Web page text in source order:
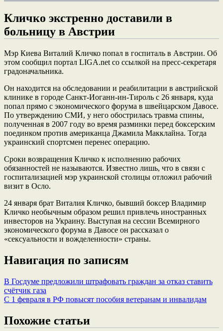
Кличко экстренно доставили в
больницу в Австрии
Мэр Киева Виталий Кличко попал в госпиталь в Австрии. Об
этом сообщил портал LIGA.net со ссылкой на пресс-секретаря
градоначальника.
Он находится на обследовании и реабилитации в австрийской
клинике в городе Санкт-Иоганн-ин-Тироль с 26 января, куда
попал прямо с экономического форума в швейцарском Давосе.
По утверждению СМИ, у него обострилась травма спины,
полученная в 2007 году во время разминки перед боксерским
поединком против американца Джамила Макклайна. Тогда
украинский спортсмен перенес операцию.
Сроки возвращения Кличко к исполнению рабочих
обязанностей не называются. Известно лишь, что в связи с
госпитализацией мэр украинской столицы отложил рабочий
визит в Осло.
24 января брат Виталия Кличко, бывший боксер Владимир
Кличко необычным образом решил привлечь иностранных
инвесторов на Украину. Выступая на сессии Всемирного
экономического форума в Давосе он рассказал о
«сексуальности и вожделенности» страны.
Навигация по записям
В Госдуме предложили штрафовать граждан за отказ ставить
счётчик газа
С 1 февраля в РФ повысят пособия ветеранам и инвалидам
Похожие статьи